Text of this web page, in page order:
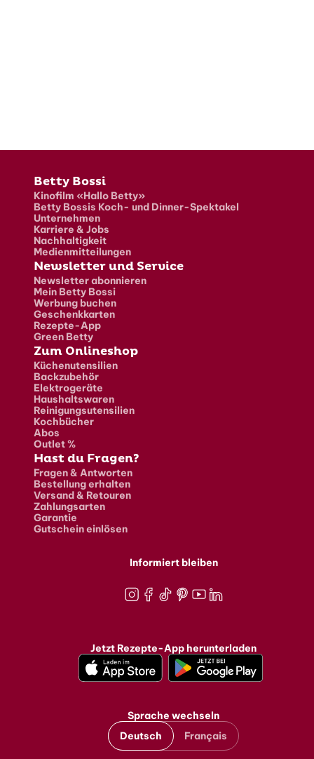
Fusszeile
Betty Bossi
Kinofilm «Hallo Betty»
Betty Bossis Koch- und Dinner-Spektakel
Unternehmen
Karriere & Jobs
Nachhaltigkeit
Medienmitteilungen
Newsletter und Service
Newsletter abonnieren
Mein Betty Bossi
Werbung buchen
Geschenkkarten
Rezepte-App
Green Betty
Zum Onlineshop
Küchenutensilien
Backzubehör
Elektrogeräte
Haushaltswaren
Reinigungsutensilien
Kochbücher
Abos
Outlet %
Hast du Fragen?
Fragen & Antworten
Bestellung erhalten
Versand & Retouren
Zahlungsarten
Garantie
Gutschein einlösen
Informiert bleiben
Jetzt Rezepte-App herunterladen
Sprache wechseln
Deutsch
Français